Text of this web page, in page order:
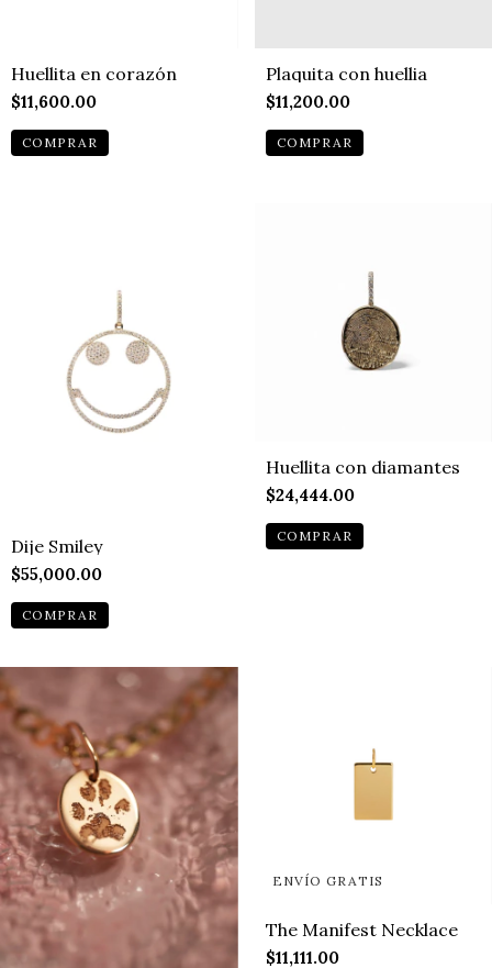
Huellita en corazón
$11,600.00
Plaquita con huellia
$11,200.00
Dije Smiley
$55,000.00
COMPRAR
Huellita con diamantes
$24,444.00
ENVÍO GRATIS
The Manifest Necklace
$11,111.00